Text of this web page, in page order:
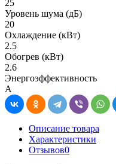
25
Уровень шума (дБ)
20
Охлаждение (кВт)
2.5
Обогрев (кВт)
2.6
Энергоэффективность
A
Описание товара
Характеристики
Отзывов0